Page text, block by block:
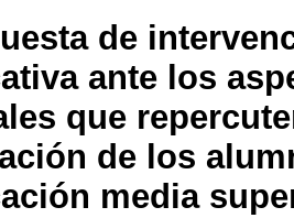
de
ante los
que
de los
media